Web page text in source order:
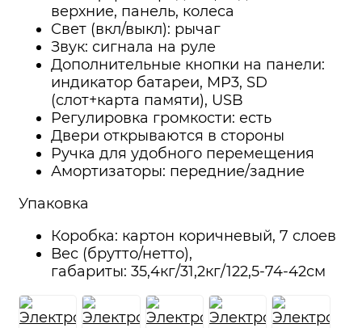
верхние, панель, колеса
Свет (вкл/выкл): рычаг
Звук: сигнала на руле
Дополнительные кнопки на панели:
индикатор батареи, MP3, SD
(слот+карта памяти), USB
Регулировка громкости: есть
Двери открываются в стороны
Ручка для удобного перемещения
Амортизаторы: передние/задние
Упаковка
Коробка: картон коричневый, 7 слоев
Вес (брутто/нетто),
габариты: 35,4кг/31,2кг/122,5-74-42см